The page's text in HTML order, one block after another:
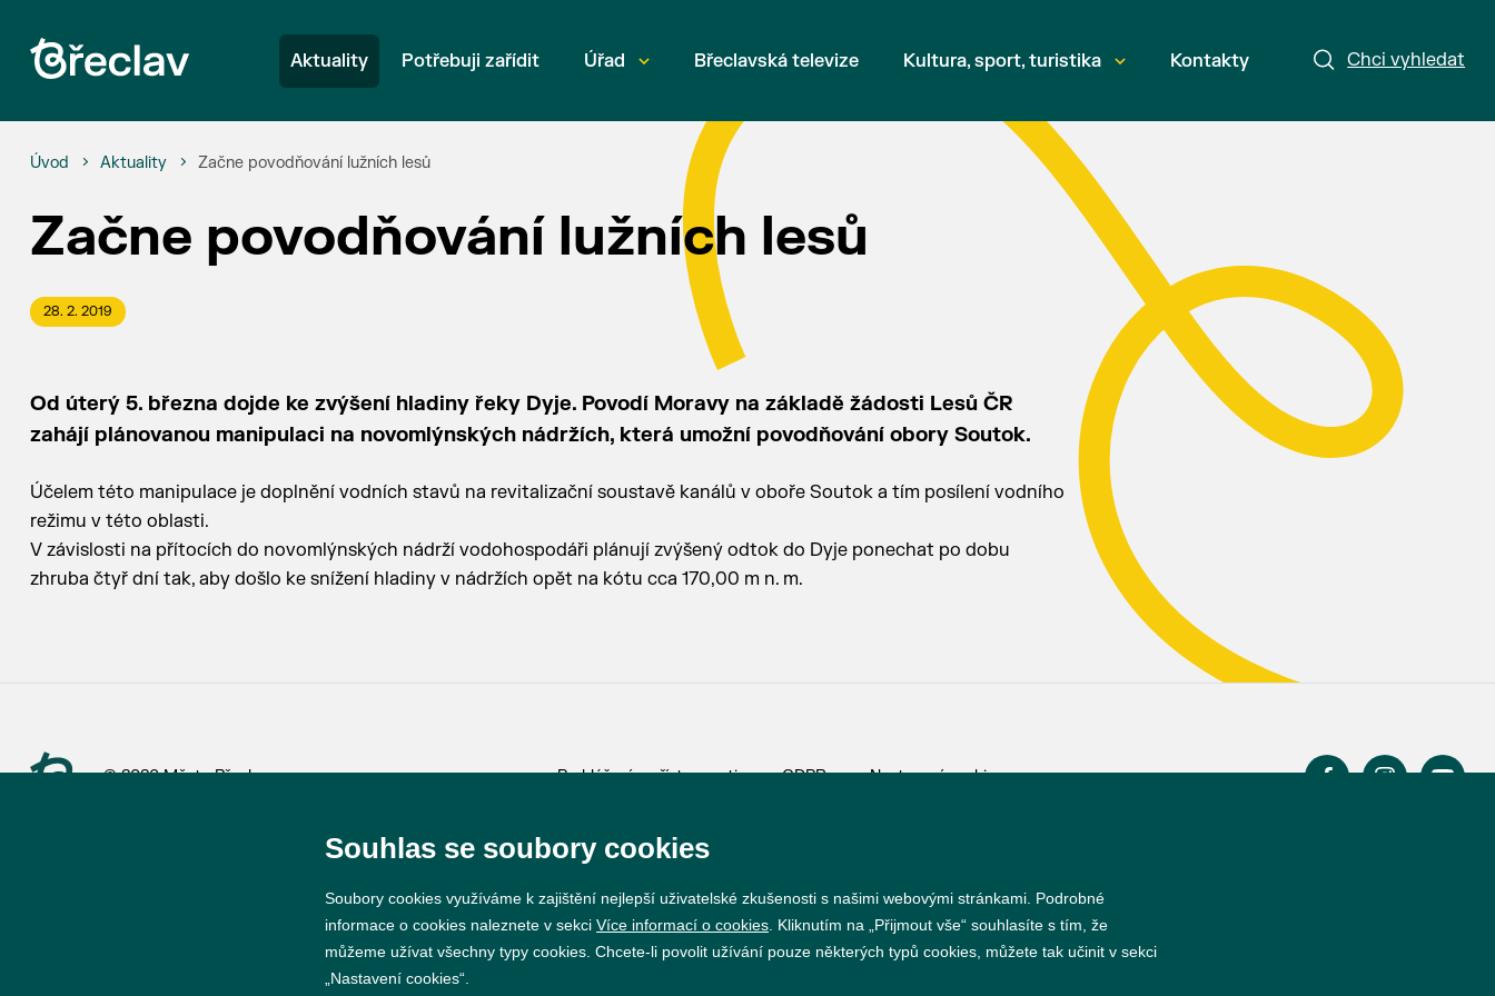
Chci vyhledat
Aktuality Potřebuji zařídit Úřad Břeclavská televize Kultura, sport, turistika Kontakty
Úvod Aktuality Začne povodňování lužních lesů
Začne povodňování lužních lesů
28. 2. 2019
Od úterý 5. března dojde ke zvýšení hladiny řeky Dyje. Povodí Moravy na základě žádosti Lesů ČR
zahájí plánovanou manipulaci na novomlýnských nádržích, která umožní povodňování obory Soutok.
Účelem této manipulace je doplnění vodních stavů na revitalizační soustavě kanálů v oboře Soutok a tím posílení vodního
režimu v této oblasti.
V závislosti na přítocích do novomlýnských nádrží vodohospodáři plánují zvýšený odtok do Dyje ponechat po dobu
zhruba čtyř dní tak, aby došlo ke snížení hladiny v nádržích opět na kótu cca 170,00 m n. m.
© 2026 Město Břeclav Prohlášení o přístupnosti GDPR Nastavení cookies
Vytvořil
Souhlas se soubory cookies
Soubory cookies využíváme k zajištění nejlepší uživatelské zkušenosti s našimi webovými stránkami. Podrobné
informace o cookies naleznete v sekci Více informací o cookies . Kliknutím na „Přijmout vše“ souhlasíte s tím, že
můžeme užívat všechny typy cookies. Chcete-li povolit užívání pouze některých typů cookies, můžete tak učinit v sekci
„Nastavení cookies“.